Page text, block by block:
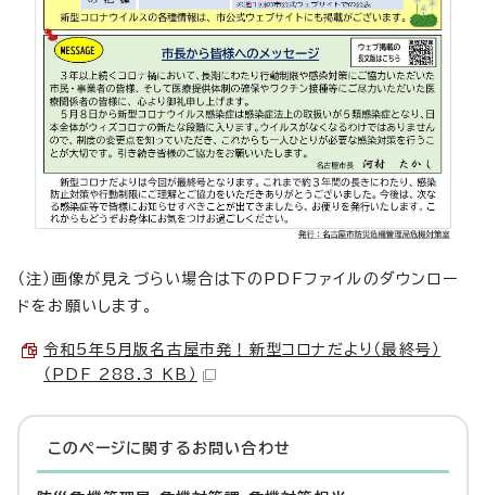
（注）画像が見えづらい場合は下のPDFファイルのダウンロー
ドをお願いします。
令和5年5月版名古屋市発！新型コロナだより（最終号）
（PDF 288.3 KB）
このページに関する お問い合わせ